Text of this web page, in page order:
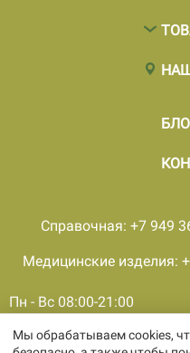
Пн - Вс 08:00-21:00
Справочная: +7 949
Медицинские изделия:
© 2001 - 2026, все права
Мы обрабатываем cookies,